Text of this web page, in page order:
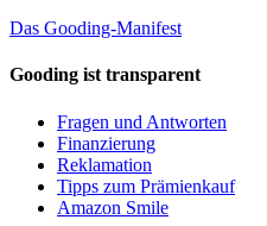
Das Gooding-Manifest
Gooding ist transparent
Fragen und Antworten
Finanzierung
Reklamation
Tipps zum Prämienkauf
Amazon Smile